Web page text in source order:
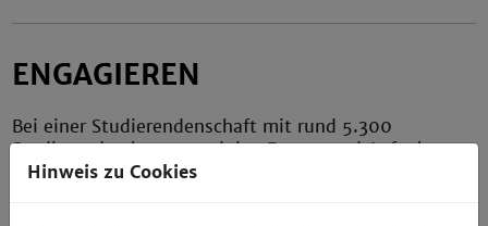
ENGAGIEREN
Bei einer Studierendenschaft mit rund 5.300
Studierenden kommen einige Fragen und Aufgaben
auf. Diese werden in der Regel von Studierenden, die
Hinweis zu Cookies